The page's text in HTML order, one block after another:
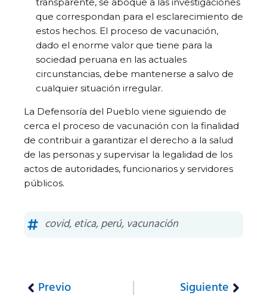
que correspondan para el esclarecimiento de
estos hechos. El proceso de vacunación,
dado el enorme valor que tiene para la
sociedad peruana en las actuales
circunstancias, debe mantenerse a salvo de
cualquier situación irregular.
La Defensoría del Pueblo viene siguiendo de
cerca el proceso de vacunación con la finalidad
de contribuir a garantizar el derecho a la salud
de las personas y supervisar la legalidad de los
actos de autoridades, funcionarios y servidores
públicos.
covid,etica,perú, vacunación
Previo Siguiente